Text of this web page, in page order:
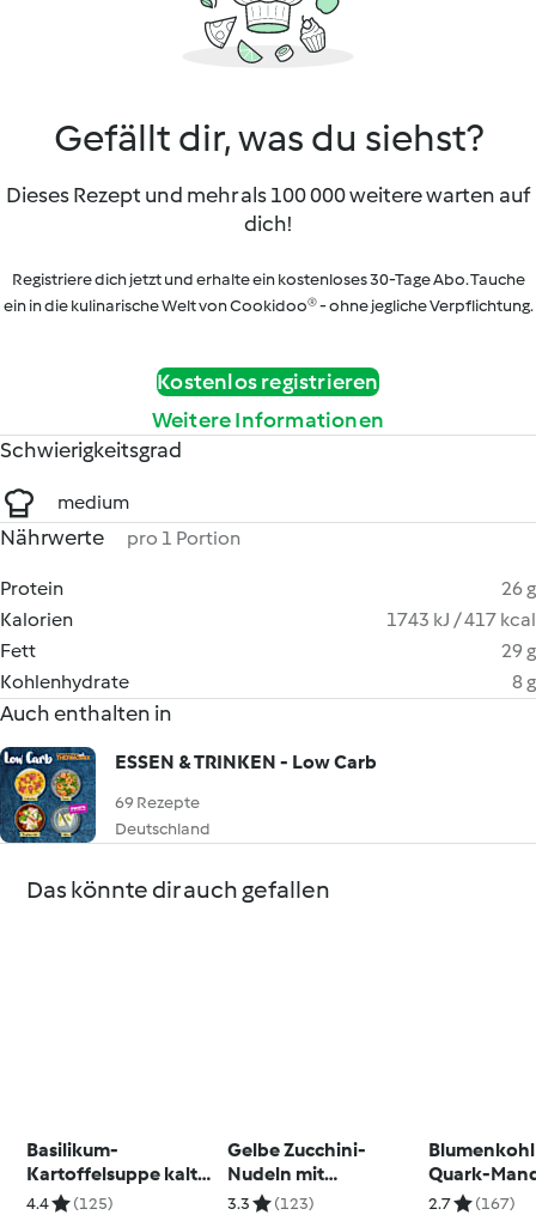
Gefällt dir, was du siehst?
Dieses Rezept und mehr als 100 000 weitere warten auf
dich!
Registriere dich jetzt und erhalte ein kostenloses 30-Tage Abo. Tauche
ein in die kulinarische Welt von Cookidoo® - ohne jegliche Verpflichtung.
Kostenlos registrieren
Weitere Informationen
Schwierigkeitsgrad
medium
Nährwerte pro 1 Portion
Protein
26 g
Kalorien
1743 kJ / 417 kcal
Fett
29 g
Kohlenhydrate
8 g
Auch enthalten in
ESSEN & TRINKEN - Low Carb
69 Rezepte
Deutschland
Das könnte dir auch gefallen
Basilikum-
Kartoffelsuppe kalt
oder warm
4.4 (125)
Gelbe Zucchini-
Nudeln mit
Petersilien-Salsa
3.3 (123)
Quark-
2.7 (167)